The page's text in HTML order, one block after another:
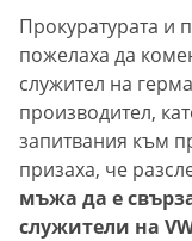
Прокуратурата и
пожелаха да
служител на
производител,
запитвания към
призаха, че
мъжа да е
служители на